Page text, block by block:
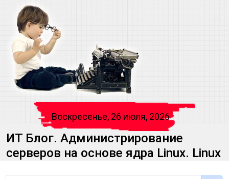
Воскресенье, 26 июля, 2026
ИТ Блог. Администрирование
серверов на основе ядра Linux. Linux